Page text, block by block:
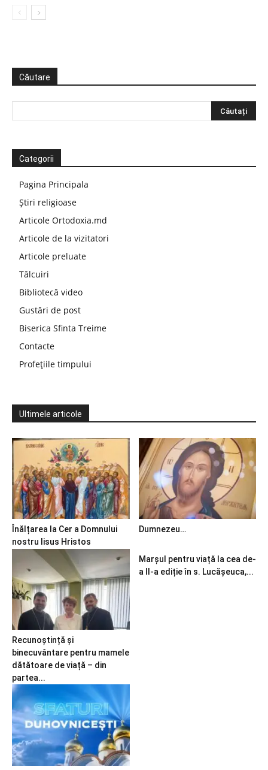
Căutare
Categorii
Pagina Principala
Știri religioase
Articole Ortodoxia.md
Articole de la vizitatori
Articole preluate
Tâlcuiri
Bibliotecă video
Gustări de post
Biserica Sfinta Treime
Contacte
Profețiile timpului
Ultimele articole
Înălțarea la Cer a Domnului
nostru Iisus Hristos
Dumnezeu…
Recunoștință și
binecuvântare pentru mamele
dătătoare de viață – din
partea...
Marșul pentru viață la cea de-
a II-a ediție în s. Lucășeuca,...